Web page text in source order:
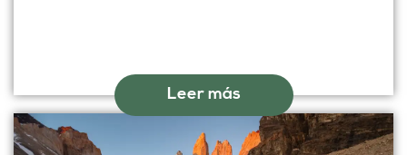
Leer más